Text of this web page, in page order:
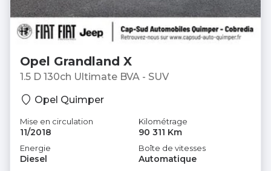
Opel Grandland X
1.5 D 130ch Ultimate BVA - SUV
Opel Quimper
Mise en circulation
11/2018
Kilométrage
90 311 Km
Energie
Diesel
Boîte de vitesses
Automatique